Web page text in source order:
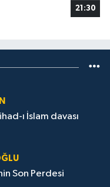
21:30
ı İslam davası
Son Perdesi